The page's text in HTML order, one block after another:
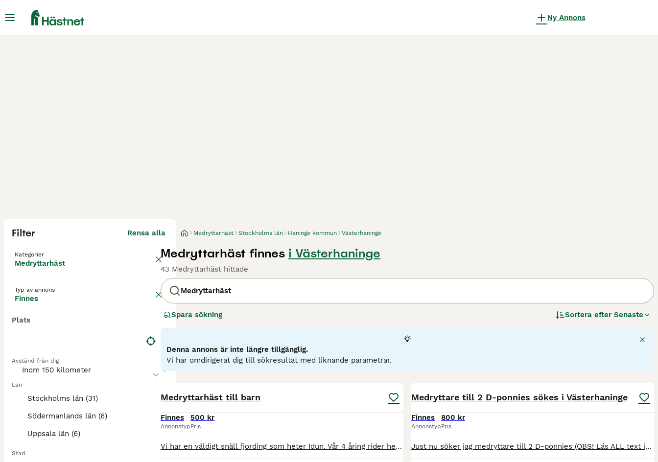
Ny Annons
Filter Rensa alla
Kategorier
Medryttarhäst
Typ av annons
Finnes
Plats
Avstånd från dig
Län
Stockholms län (31)
Södermanlands län (6)
Uppsala län (6)
Stad
Medryttarhäst Stockholms län Haninge kommun Västerhaninge
Medryttarhäst finnes i Västerhaninge
43 Medryttarhäst hittade
Medryttarhäst
Spara sökning Sortera efter Senaste
Denna annons är inte längre tillgänglig.
Vi har omdirigerat dig till sökresultat med liknande parametrar.
Medryttarhäst till barn
Finnes
Annonstyp
500 kr
Pris
Vi har en väldigt snäll fjording som heter Idun. Vår 4 åring rider henne när vi håller Idun. Vi vill erbjuda en annan liten tjej eller kille rida henne. Hon är 29 år och önskar sig en liten ryttare
Medryttare till 2 D-ponnies sökes i Västerhaninge
Finnes
Annonstyp
800 kr
Pris
Just nu söker jag medryttare till 2 D-ponnies (OBS! Läs ALL text innan du skickar meddelande om du är intresserad): Lecker (Liten D-ponny Bild 1-2) – Han är väldigt osäker i sig och behöver en ryttare